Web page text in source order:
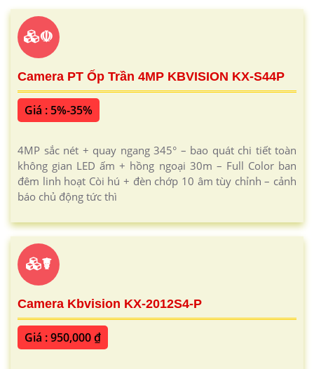
☫
Camera PT Ốp Trần 4MP KBVISION KX-S44P
Giá : 5%-35%
4MP sắc nét + quay ngang 345° – bao quát chi tiết toàn
không gian LED ấm + hồng ngoại 30m – Full Color ban
đêm linh hoạt Còi hú + đèn chớp 10 âm tùy chỉnh – cảnh
báo chủ động tức thì
☤
Camera Kbvision KX-2012S4-P
Giá : 950,000 ₫